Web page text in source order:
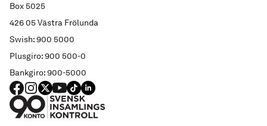
Box 5025
426 05 Västra Frölunda
Swish: 900 5000
Plusgiro: 900 500-0
Bankgiro: 900-5000
FACEBOOK
Instagram
X YouTube
TIKTOKLINKED IN